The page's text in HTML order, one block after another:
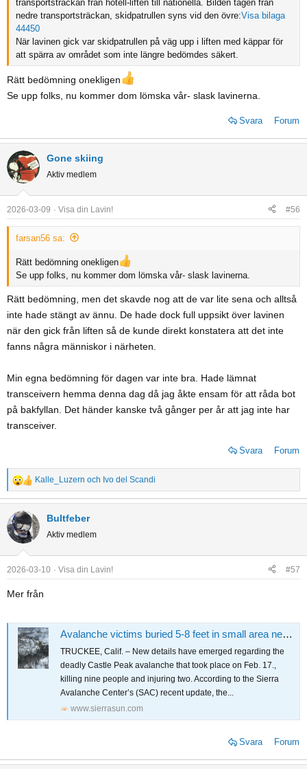
transportsträckan från hotell-liften till nationella. Bilden tagen från
nedre transportsträckan, skidpatrullen syns vid den övre:Visa bilaga
44450
När lavinen gick var skidpatrullen på väg upp i liften med käppar för
att spärra av området som inte längre bedömdes säkert.
Rätt bedömning onekligen
Se upp folks, nu kommer dom lömska vår- slask lavinerna.
Svara Forum
Gone skiing
Aktiv medlem
2026-03-09 Visa din Lavin! #56
farsan56 sa:
Rätt bedömning onekligen
Se upp folks, nu kommer dom lömska vår- slask lavinerna.
Rätt bedömning, men det skavde nog att de var lite sena och alltså
inte hade stängt av ännu. De hade dock full uppsikt över lavinen
när den gick från liften så de kunde direkt konstatera att det inte
fanns några människor i närheten.
Min egna bedömning för dagen var inte bra. Hade lämnat
transceivern hemma denna dag då jag åkte ensam för att råda bot
på bakfyllan. Det händer kanske två gånger per år att jag inte har
transceiver.
Svara Forum
R
e
a
c
t
i
o
n
s
Kalle_Luzern och Ivo del Scandi
Bultfeber
Aktiv medlem
2026-03-10 Visa din Lavin! #57
Mer från
Avalanche victims buried 5-8 feet in small area near runout edge
TRUCKEE, Calif. – New details have emerged regarding the
deadly Castle Peak avalanche that took place on Feb. 17.,
killing nine people and injuring two. According to the Sierra
Avalanche Center’s (SAC) recent update, the...
www.sierrasun.com
Svara Forum